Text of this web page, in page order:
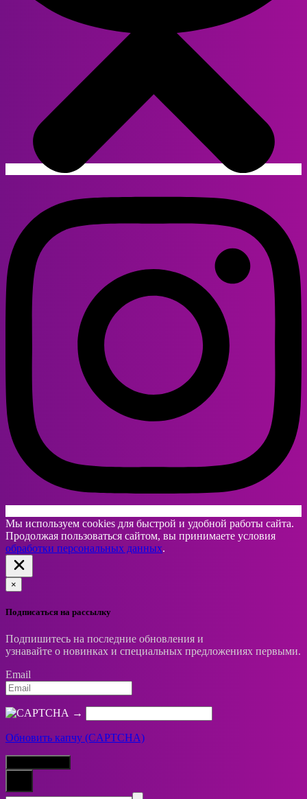
Мы используем cookies для быстрой и удобной работы сайта.
Продолжая пользоваться сайтом, вы принимаете условия
обработки персональных данных.
×
Подписаться на рассылку
Подпишитесь на последние обновления и
узнавайте о новинках и специальных предложениях первыми.
Email
→
Обновить капчу (CAPTCHA)